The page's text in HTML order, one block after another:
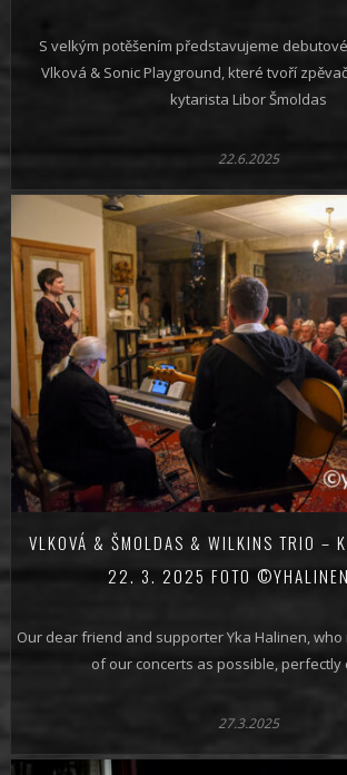
S velkým potěšením představujeme
Vlková & Sonic Playground, které tvoří
kytarista Libor Šmoldas
22.6.2025
VLKOVÁ & ŠMOLDAS & WILKINS TRIO –
22. 3. 2025 FOTO
Our dear friend and supporter Yka Halinen,
of our concerts as possible, perfectly
27.3.2025